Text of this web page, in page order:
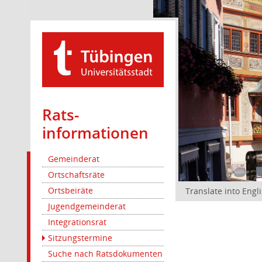
Rats­
informationen
Gemeinderat
Ortschaftsräte
Ortsbeiräte
Jugendgemeinderat
Integrationsrat
Sitzungstermine
Suche nach Ratsdokumenten
Translate into